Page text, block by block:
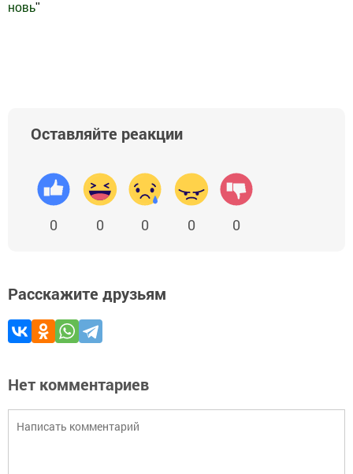
новь"
Оставляйте реакции
0 0 0 0 0
Расскажите друзьям
Нет комментариев